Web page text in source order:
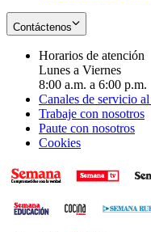
Contáctenos
Horarios de atención
Lunes a Viernes
8:00 a.m. a 6:00 p.m.
Canales de servicio
Trabaje con nosotros
Paute con nosotros
Cookies